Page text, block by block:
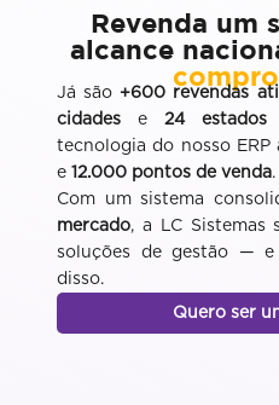
Revenda um
alcance
Já são +600 revendas
cidades e24 estados
tecnologia do nosso ERP
e 12.000 pontos de venda.
Com um sistema
mercado, a LC Sistemas
soluções de gestão —
disso.
Quero ser